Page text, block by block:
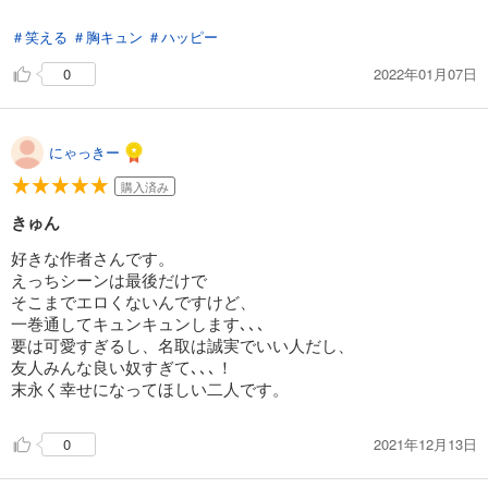
らの作家さんの他の作品も読んでみたくなりました。
＃笑える ＃胸キュン ＃ハッピー
0
2022年01月07日
にゃっきー
購入済み
きゅん
好きな作者さんです。
えっちシーンは最後だけで
そこまでエロくないんですけど、
一巻通してキュンキュンします､､､
要は可愛すぎるし、名取は誠実でいい人だし、
友人みんな良い奴すぎて､､､！
末永く幸せになってほしい二人です。
0 2021年12月13日